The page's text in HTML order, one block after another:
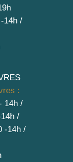
14h /
:
14h /
/
-14h /